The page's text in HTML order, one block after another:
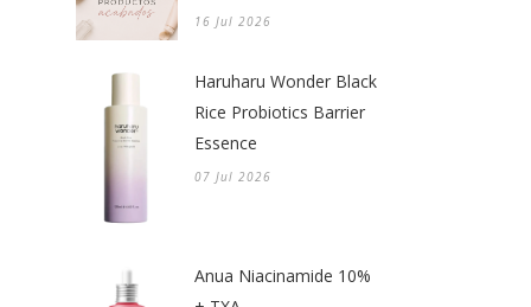
16 Jul 2026
Haruharu Wonder Black
Rice Probiotics Barrier
Essence
07 Jul 2026
Anua Niacinamide 10%